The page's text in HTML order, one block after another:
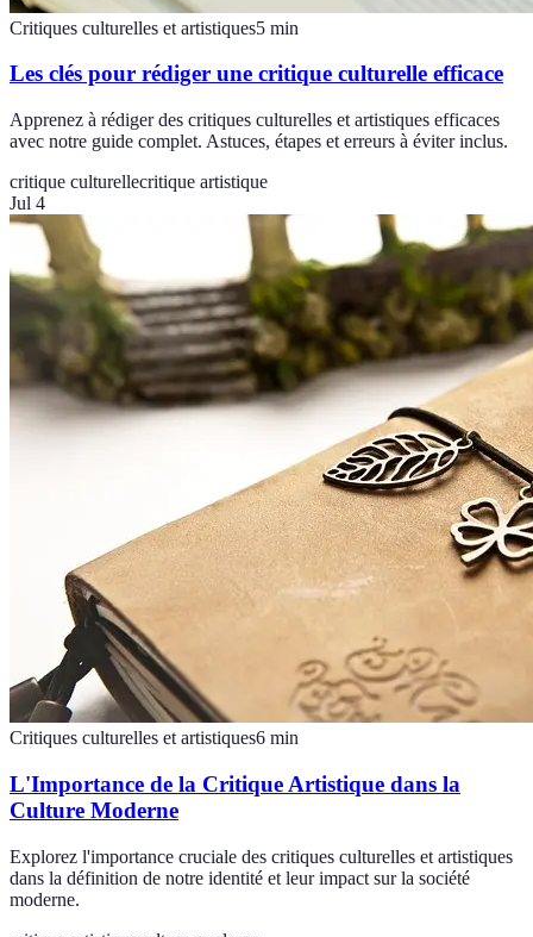
Critiques culturelles et artistiques5 min
Les clés pour rédiger une critique culturelle efficace
Apprenez à rédiger des critiques culturelles et artistiques efficaces
avec notre guide complet. Astuces, étapes et erreurs à éviter inclus.
critique culturellecritique artistique
Jul 4
Critiques culturelles et artistiques6 min
L'Importance de la Critique Artistique dans la
Culture Moderne
Explorez l'importance cruciale des critiques culturelles et artistiques
dans la définition de notre identité et leur impact sur la société
moderne.